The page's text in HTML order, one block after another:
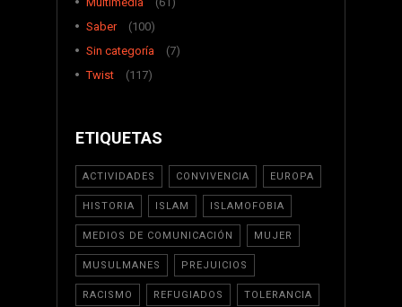
Saber
(100)
Sin categoría
(7)
Twist
(117)
ETIQUETAS
ACTIVIDADES CONVIVENCIA EUROPA
HISTORIA ISLAM ISLAMOFOBIA
MEDIOS DE COMUNICACIÓN MUJER
MUSULMANES PREJUICIOS
RACISMO REFUGIADOS TOLERANCIA